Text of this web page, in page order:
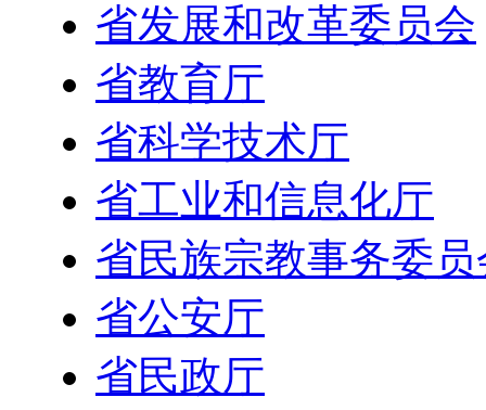
省发展和改革委员会
省教育厅
省科学技术厅
省工业和信息化厅
省民族宗教事务委员
省公安厅
省民政厅